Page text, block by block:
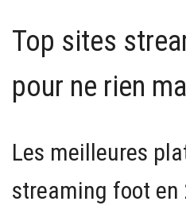
Top sites
pour ne rien
Les meilleures
streaming foot en